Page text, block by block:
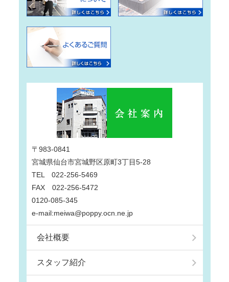
〒983-0841
宮城県仙台市宮城野区原町3丁目5-28
TEL 022-256-5469
FAX 022-256-5472
0120-085-345
e-mail:meiwa@poppy.ocn.ne.jp
会社概要
スタッフ紹介